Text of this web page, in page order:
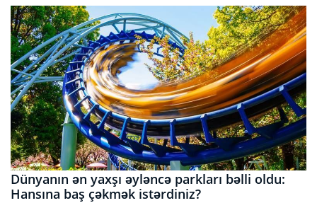
Dünyanın ən yaxşı əyləncə parkları bəlli oldu:
Hansına baş çəkmək istərdiniz?